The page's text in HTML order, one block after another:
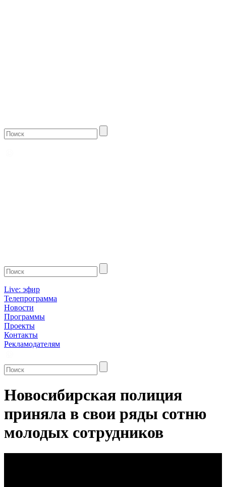
Live: эфир
Телепрограмма
Новости
Программы
Проекты
Контакты
Рекламодателям
Новосибирская полиция
приняла в свои ряды сотню
молодых сотрудников